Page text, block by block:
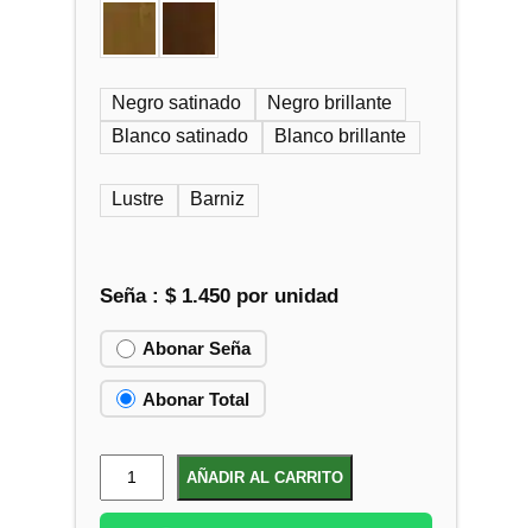
Negro satinado
Negro brillante
Blanco satinado
Blanco brillante
Lustre Barniz
Seña : $1.450por unidad
Abonar Total
Abonar Seña
u
AÑADIR AL CARRITO